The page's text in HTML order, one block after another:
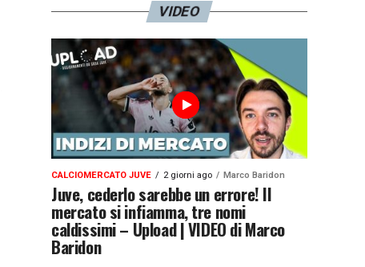
VIDEO
CALCIOMERCATO JUVE 2 giorni ago Marco Baridon
Juve, cederlo sarebbe un errore! Il
mercato si infiamma, tre nomi
caldissimi – Upload | VIDEO di Marco
Baridon